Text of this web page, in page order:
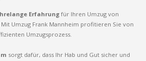
Erfahrung für Ihren Umzug von
Umzug Frank Mannheim profitieren Sie von
Umzugsprozess.
sorgt dafür, dass Ihr Hab und Gut sicher und